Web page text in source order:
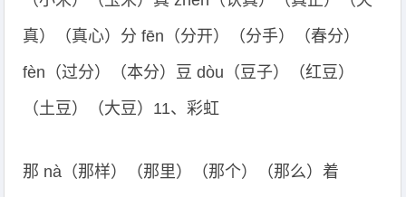
真）（真心）分 fēn（分开）（分手）（春分）
fèn（过分）（本分）豆 dòu（豆子）（红豆）
（土豆）（大豆）11、彩虹
那 nà（那样）（那里）（那个）（那么）着